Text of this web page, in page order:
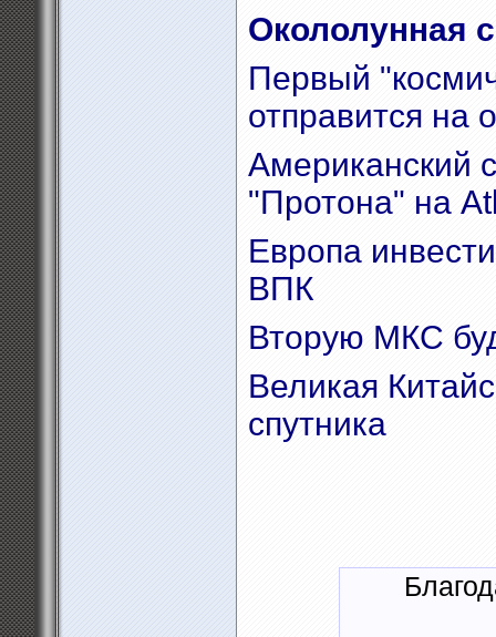
Окололунная
Первый
отправится на
Американский
"Протона" на
Европа
ВПК
Вторую МКС
Великая
спутника